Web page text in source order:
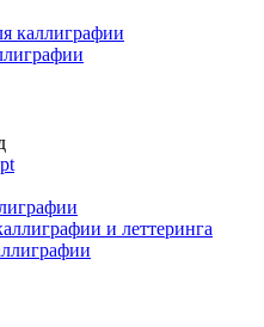
каллиграфии
и леттеринга